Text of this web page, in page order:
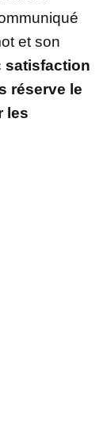
et son
satisfaction
réserve le
les